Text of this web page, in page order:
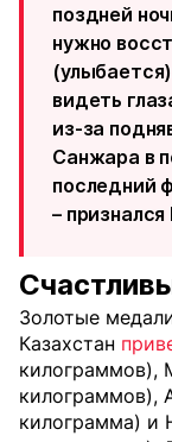
поздней
нужно
видеть
из-за
Санжара в
последний
–
Золотые
Казахстан
килограммов),
килограммов),
килограмма) и